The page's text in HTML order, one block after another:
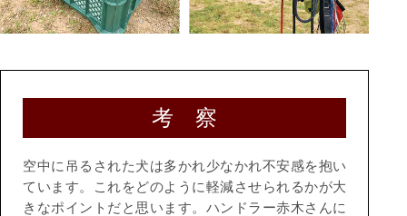
考 察
空中に吊るされた⽝は多かれ少なかれ不安感を抱い
ています。これをどのように軽減させられるかが⼤
きなポイントだと思います。ハンドラー⾚⽊さんに